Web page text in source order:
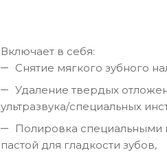
Включает в себя:
Снятие мягкого зубного
Удаление твердых
ультразвука/специальных
Полировка специальными
пастой для гладкости зубов,